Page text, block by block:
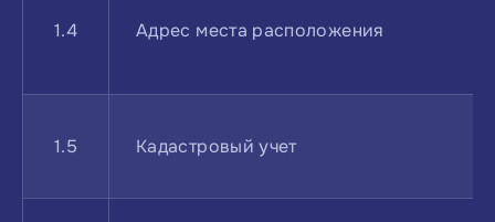
1.4 Адрес места расположения
1.5 Кадастровый учет